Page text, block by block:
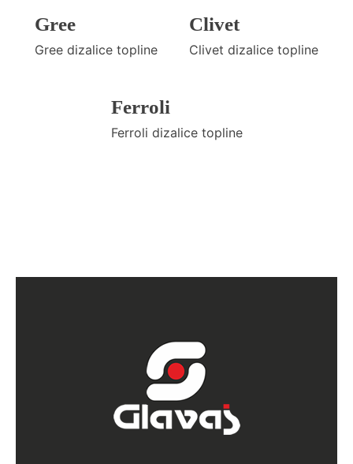
Gree
Gree dizalice topline
Clivet
Clivet dizalice topline
Ferroli
Ferroli dizalice topline